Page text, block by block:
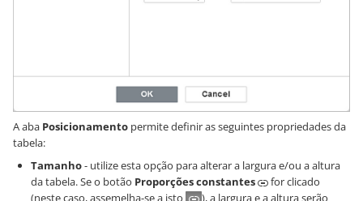
A aba Posicionamento permite definir as seguintes propriedades da
tabela:
Tamanho- utilize esta opção para alterar a largura e/ou a altura
da tabela. Se o botão Proporções constantes
for clicado
(neste caso, assemelha-se a isto
), a largura e a altura serão